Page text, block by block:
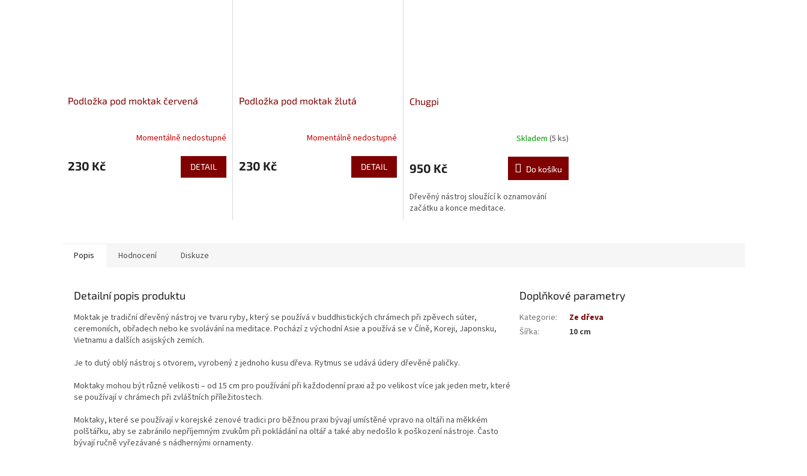
Podložka pod moktak červená
Momentálně nedostupné
230 Kč DETAIL
Podložka pod moktak žlutá
Momentálně nedostupné
230 Kč DETAIL
Chugpi
Skladem (5 ks)
950 Kč Do košíku
Dřevěný nástroj sloužící k oznamování
začátku a konce meditace.
Popis Hodnocení Diskuze
Detailní popis produktu
Moktak je tradiční dřevěný nástroj ve tvaru ryby, který se používá v buddhistických chrámech při zpěvech súter,
ceremoniích, obřadech nebo ke svolávání na meditace. Pochází z východní Asie a používá se v Číně, Koreji, Japonsku,
Vietnamu a dalších asijských zemích.
Je to dutý oblý nástroj s otvorem, vyrobený z jednoho kusu dřeva. Rytmus se udává údery dřevěné paličky.
Moktaky mohou být různé velikosti – od 15 cm pro používání při každodenní praxi až po velikost více jak jeden metr, které
se používají v chrámech při zvláštních příležitostech.
Moktaky, které se používají v korejské zenové tradici pro běžnou praxi bývají umístěné vpravo na oltáři na měkkém
polštářku, aby se zabránilo nepříjemným zvukům při pokládání na oltář a také aby nedošlo k poškození nástroje. Často
bývají ručně vyřezávané s nádhernými ornamenty.
Doplňkové parametry
Kategorie:
Ze dřeva
Šířka: 10 cm